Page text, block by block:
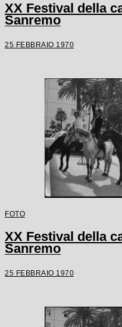
XX Festival della
Sanremo
25 FEBBRAIO 1970
FOTO
XX Festival della
Sanremo
25 FEBBRAIO 1970